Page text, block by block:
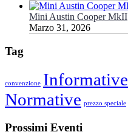
Mini Austin Cooper MkII
Marzo 31, 2026
Tag
convenzione Informative
Normative prezzo speciale
Prossimi Eventi